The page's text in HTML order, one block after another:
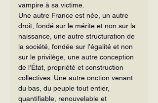
vampire à sa victime.
Une autre France est née, un autre
droit, fondé sur le mérite et non sur la
naissance, une autre structuration de
la société, fondée sur l’égalité et non
sur le privilège, une autre conception
de l’État, propriété et construction
collectives. Une autre onction venant
du bas, du peuple tout entier,
quantifiable, renouvelable et